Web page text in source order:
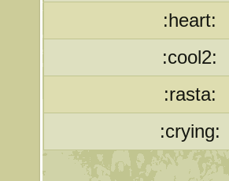
:heart:
:cool2:
:rasta:
:crying: